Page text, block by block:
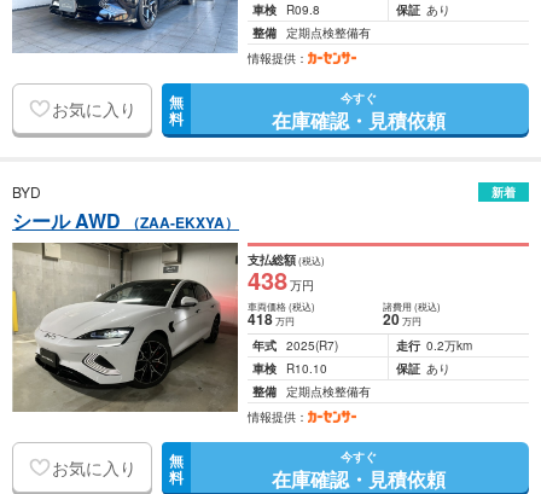
車検
R09.8 保証 あり
整備 定期点検整備有
情報提供：
お気に入り 無
料
今すぐ
在庫確認・見積依頼
BYD 新着
シール AWD （ZAA-EKXYA）
支払総額(税込)
438万円
車両価格(税込)
418万円
諸費用 (税込)
20 万円
年式 2025(R7) 走行 0.2万km
車検
R10.10 保証 あり
整備 定期点検整備有
情報提供：
お気に入り 無
料
今すぐ
在庫確認・見積依頼